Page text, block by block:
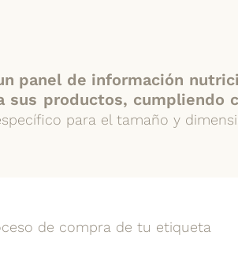
panel de información
sus productos,
para el tamaño y
de compra de tu etiqueta